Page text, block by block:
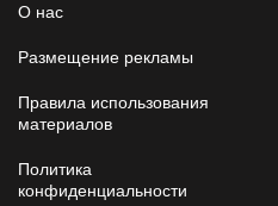
О нас
Размещение рекламы
Правила использования
материалов
Политика
конфиденциальности